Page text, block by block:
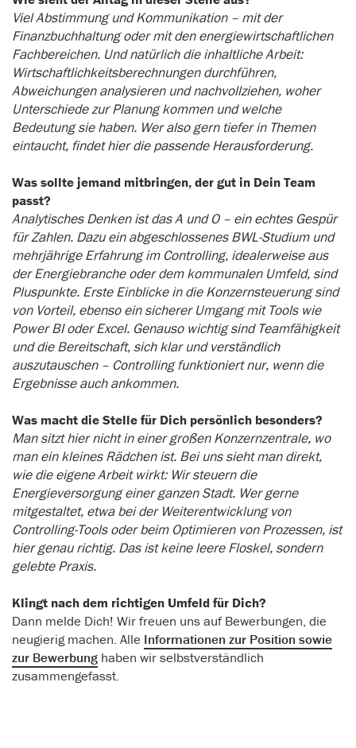
Viel Abstimmung und Kommunikation – mit der
Finanzbuchhaltung oder mit den energiewirtschaftlichen
Fachbereichen. Und natürlich die inhaltliche Arbeit:
Wirtschaftlichkeitsberechnungen durchführen,
Abweichungen analysieren und nachvollziehen, woher
Unterschiede zur Planung kommen und welche
Bedeutung sie haben. Wer also gern tiefer in Themen
eintaucht, findet hier die passende Herausforderung.
Was sollte jemand mitbringen, der gut in Dein Team
passt?
Analytisches Denken ist das A und O – ein echtes Gespür
für Zahlen. Dazu ein abgeschlossenes BWL-Studium und
mehrjährige Erfahrung im Controlling, idealerweise aus
der Energiebranche oder dem kommunalen Umfeld, sind
Pluspunkte. Erste Einblicke in die Konzernsteuerung sind
von Vorteil, ebenso ein sicherer Umgang mit Tools wie
Power BI oder Excel. Genauso wichtig sind Teamfähigkeit
und die Bereitschaft, sich klar und verständlich
auszutauschen – Controlling funktioniert nur, wenn die
Ergebnisse auch ankommen.
Was macht die Stelle für Dich persönlich besonders?
Man sitzt hier nicht in einer großen Konzernzentrale, wo
man ein kleines Rädchen ist. Bei uns sieht man direkt,
wie die eigene Arbeit wirkt: Wir steuern die
Energieversorgung einer ganzen Stadt. Wer gerne
mitgestaltet, etwa bei der Weiterentwicklung von
Controlling-Tools oder beim Optimieren von Prozessen, ist
hier genau richtig. Das ist keine leere Floskel, sondern
gelebte Praxis.
Klingt nach dem richtigen Umfeld für Dich?
Dann melde Dich! Wir freuen uns auf Bewerbungen, die
neugierig machen. Alle Informationen zur Position sowie
zur Bewerbung haben wir selbstverständlich
zusammengefasst.